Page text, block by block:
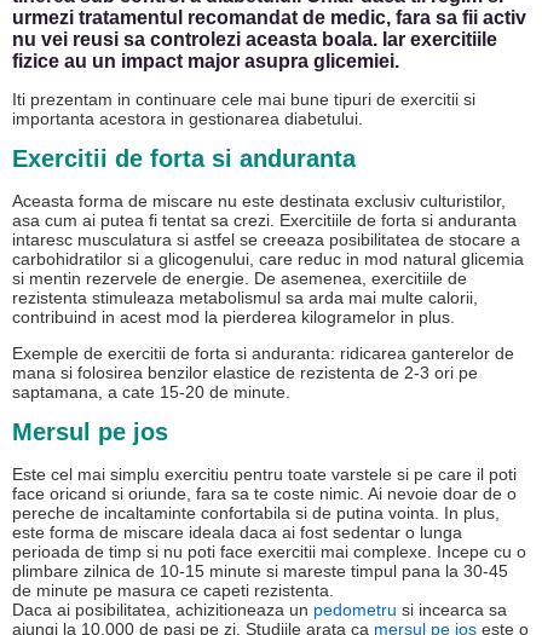
urmezi tratamentul recomandat de medic, fara sa fii activ
nu vei reusi sa controlezi aceasta boala. Iar exercitiile
fizice au un impact major asupra glicemiei.
Iti prezentam in continuare cele mai bune tipuri de exercitii si
importanta acestora in gestionarea diabetului.
Exercitii de forta si anduranta
Aceasta forma de miscare nu este destinata exclusiv culturistilor,
asa cum ai putea fi tentat sa crezi. Exercitiile de forta si anduranta
intaresc musculatura si astfel se creeaza posibilitatea de stocare a
carbohidratilor si a glicogenului, care reduc in mod natural glicemia
si mentin rezervele de energie. De asemenea, exercitiile de
rezistenta stimuleaza metabolismul sa arda mai multe calorii,
contribuind in acest mod la pierderea kilogramelor in plus.
Exemple de exercitii de forta si anduranta: ridicarea ganterelor de
mana si folosirea benzilor elastice de rezistenta de 2-3 ori pe
saptamana, a cate 15-20 de minute.
Mersul pe jos
Este cel mai simplu exercitiu pentru toate varstele si pe care il poti
face oricand si oriunde, fara sa te coste nimic. Ai nevoie doar de o
pereche de incaltaminte confortabila si de putina vointa. In plus,
este forma de miscare ideala daca ai fost sedentar o lunga
perioada de timp si nu poti face exercitii mai complexe. Incepe cu o
plimbare zilnica de 10-15 minute si mareste timpul pana la 30-45
de minute pe masura ce capeti rezistenta.
Daca ai posibilitatea, achizitioneaza un pedometru si incearca sa
ajungi la 10.000 de pasi pe zi. Studiile arata ca mersul pe jos este o